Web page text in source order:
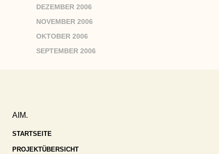
DEZEMBER 2006
NOVEMBER 2006
OKTOBER 2006
SEPTEMBER 2006
AIM.
STARTSEITE
PROJEKTÜBERSICHT